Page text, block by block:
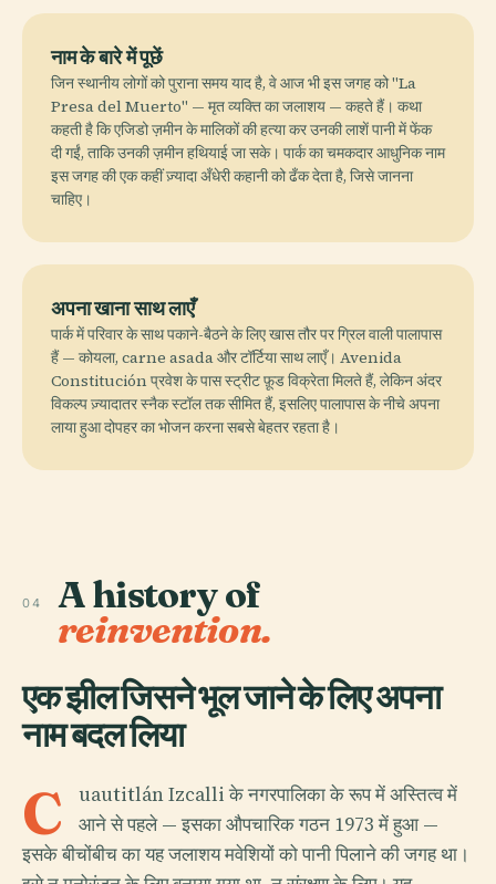
नाम के बारे में पूछें
जिन स्थानीय लोगों को पुराना समय याद है, वे आज भी इस जगह को "La
Presa del Muerto" — मृत व्यक्ति का जलाशय — कहते हैं। कथा
कहती है कि एजिडो ज़मीन के मालिकों की हत्या कर उनकी लाशें पानी में फेंक
दी गईं, ताकि उनकी ज़मीन हथियाई जा सके। पार्क का चमकदार आधुनिक नाम
इस जगह की एक कहीं ज़्यादा अँधेरी कहानी को ढँक देता है, जिसे जानना
चाहिए।
अपना खाना साथ लाएँ
पार्क में परिवार के साथ पकाने-बैठने के लिए खास तौर पर ग्रिल वाली पालापास
हैं — कोयला, carne asada और टॉर्टिया साथ लाएँ। Avenida
Constitución प्रवेश के पास स्ट्रीट फ़ूड विक्रेता मिलते हैं, लेकिन अंदर
विकल्प ज़्यादातर स्नैक स्टॉल तक सीमित हैं, इसलिए पालापास के नीचे अपना
लाया हुआ दोपहर का भोजन करना सबसे बेहतर रहता है।
04 A history of
reinvention.
एक झील जिसने भूल जाने के लिए अपना
नाम बदल लिया
C
uautitlán Izcalli के नगरपालिका के रूप में अस्तित्व में
आने से पहले — इसका औपचारिक गठन 1973 में हुआ —
इसके बीचोंबीच का यह जलाशय मवेशियों को पानी पिलाने की जगह था।